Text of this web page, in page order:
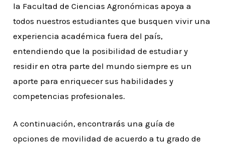
la Facultad de Ciencias Agronómicas apoya a
todos nuestros estudiantes que busquen vivir una
experiencia académica fuera del país,
entendiendo que la posibilidad de estudiar y
residir en otra parte del mundo siempre es un
aporte para enriquecer sus habilidades y
competencias profesionales.
A continuación, encontrarás una guía de
opciones de movilidad de acuerdo a tu grado de